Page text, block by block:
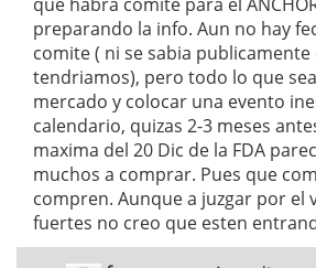
preparando la info. Aun no hay
comite ( ni se sabia publicamente
tendriamos), pero todo lo que
mercado y colocar una evento
calendario, quizas 2-3 meses
maxima del 20 Dic de la FDA
muchos a comprar. Pues que
compren. Aunque a juzgar por el
fuertes no creo que esten